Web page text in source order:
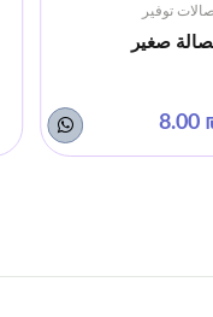
توفير
صغير
₪